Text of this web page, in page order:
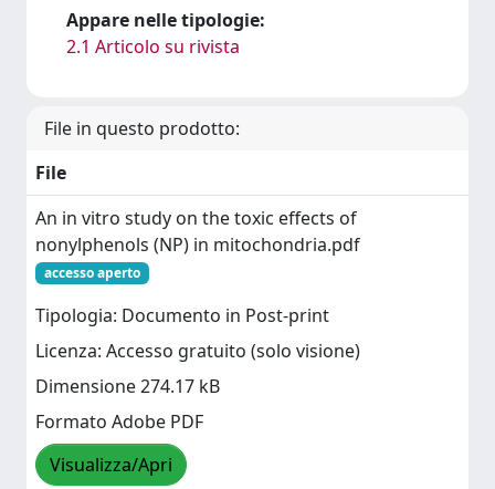
Appare nelle tipologie:
2.1 Articolo su rivista
File in questo prodotto:
File
An in vitro study on the toxic effects of
nonylphenols (NP) in mitochondria.pdf
accesso aperto
Tipologia: Documento in Post-print
Licenza: Accesso gratuito (solo visione)
Dimensione 274.17 kB
Formato Adobe PDF
Visualizza/Apri